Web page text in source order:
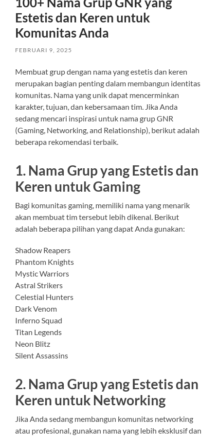
Estetis dan Keren untuk
Komunitas Anda
FEBRUARI 9, 2025
Membuat grup dengan nama yang estetis dan keren
merupakan bagian penting dalam membangun identitas
komunitas. Nama yang unik dapat mencerminkan
karakter, tujuan, dan kebersamaan tim. Jika Anda
sedang mencari inspirasi untuk nama grup GNR
(Gaming, Networking, and Relationship), berikut adalah
beberapa rekomendasi terbaik.
1. Nama Grup yang Estetis dan
Keren untuk Gaming
Bagi komunitas gaming, memiliki nama yang menarik
akan membuat tim tersebut lebih dikenal. Berikut
adalah beberapa pilihan yang dapat Anda gunakan:
Shadow Reapers
Phantom Knights
Mystic Warriors
Astral Strikers
Celestial Hunters
Dark Venom
Inferno Squad
Titan Legends
Neon Blitz
Silent Assassins
2. Nama Grup yang Estetis dan
Keren untuk Networking
Jika Anda sedang membangun komunitas networking
atau profesional, gunakan nama yang lebih eksklusif dan